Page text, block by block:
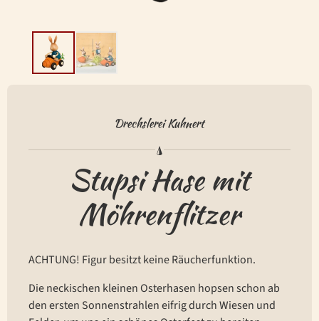
Drechslerei Kuhnert
Stupsi Hase mit
Möhrenflitzer
ACHTUNG! Figur besitzt keine Räucherfunktion.
Die neckischen kleinen Osterhasen hopsen schon ab
den ersten Sonnenstrahlen eifrig durch Wiesen und